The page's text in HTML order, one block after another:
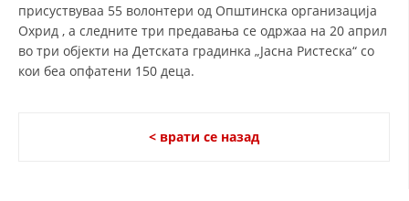
присуствуваа 55 волонтери од Општинска организација
Охрид , а следните три предавања се одржаа на 20 април
во три oбјекти на Детската градинка „Јасна Ристеска“ со
кои беа опфатени 150 деца.
< врати се назад